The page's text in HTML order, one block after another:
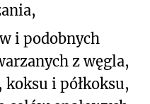
i podobnych
z węgla,
i półkoksu,